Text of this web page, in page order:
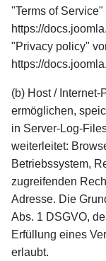
"Terms of
https://
"Privacy policy"
https://
(b) Host / Internet-
ermöglichen,
in Server-Log-
weiterleitet:
Betriebssystem,
zugreifenden
Adresse. Die
Abs. 1 DSGVO,
Erfüllung eines
erlaubt.